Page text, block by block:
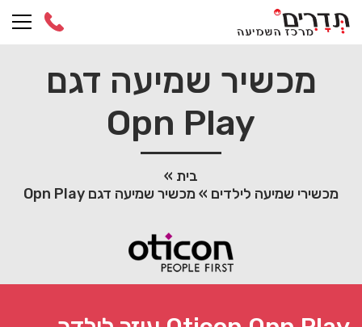
to
content
מכשיר שמיעה דגם
Opn Play
בית »
מכשירי שמיעה לילדים »מכשיר שמיעה דגם Opn Play